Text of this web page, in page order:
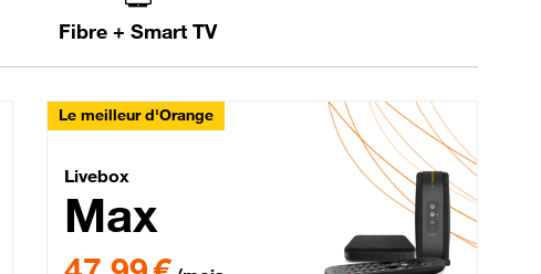
Fibre + Smart TV
12 mois
Le meilleur d'Orange
Livebox Max Fibre
Livebox
Max
47,99 € par mois pendant 12 mois puis 57,99 € par mois,